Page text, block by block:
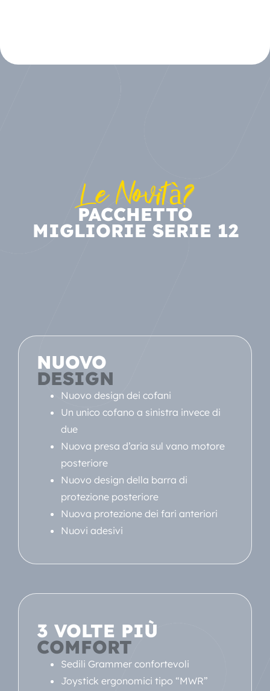
Le Novità?
PACCHETTO
MIGLIORIE SERIE 12
NUOVO
DESIGN
Nuovo design dei cofani
Un unico cofano a sinistra invece di
due
Nuova presa d’aria sul vano motore
posteriore
Nuovo design della barra di
protezione posteriore
Nuova protezione dei fari anteriori
Nuovi adesivi
3 VOLTE PIÙ
COMFORT
Sedili Grammer confortevoli
Joystick ergonomici tipo “MWR”